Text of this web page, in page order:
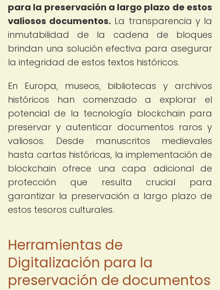
para la preservación a largo plazo de estos
valiosos documentos. La transparencia y la
inmutabilidad de la cadena de bloques
brindan una solución efectiva para asegurar
la integridad de estos textos históricos.
En Europa, museos, bibliotecas y archivos
históricos han comenzado a explorar el
potencial de la tecnología blockchain para
preservar y autenticar documentos raros y
valiosos. Desde manuscritos medievales
hasta cartas históricas, la implementación de
blockchain ofrece una capa adicional de
protección que resulta crucial para
garantizar la preservación a largo plazo de
estos tesoros culturales.
Herramientas de
Digitalización para la
preservación de documentos